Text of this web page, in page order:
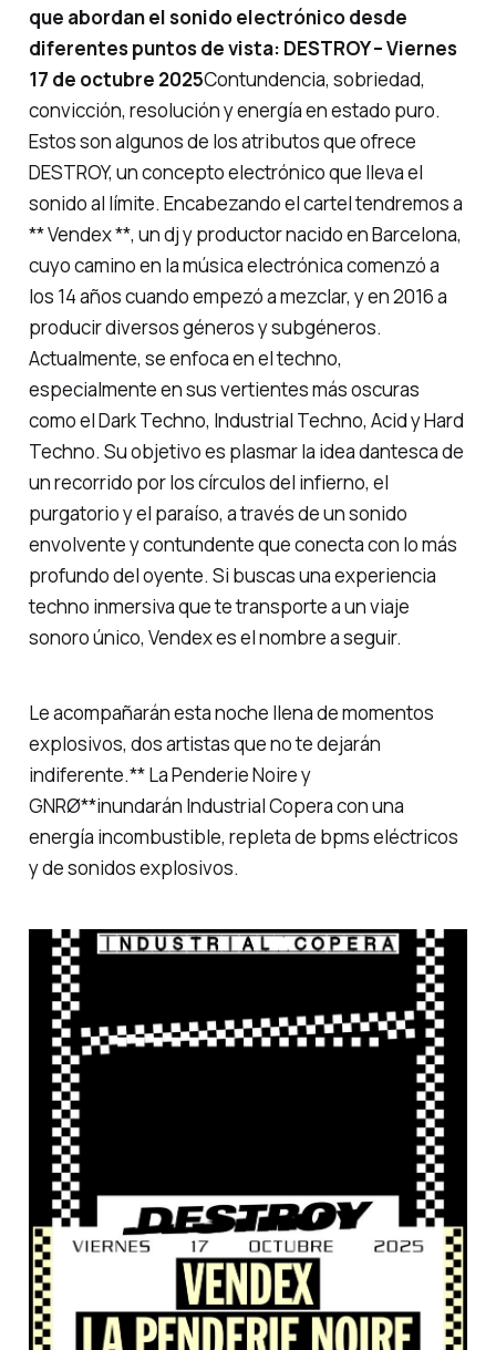
que abordan el sonido electrónico desde
diferentes puntos de vista: DESTROY – Viernes
17 de octubre 2025Contundencia, sobriedad,
convicción, resolución y energía en estado puro.
Estos son algunos de los atributos que ofrece
DESTROY, un concepto electrónico que lleva el
sonido al límite. Encabezando el cartel tendremos a
** Vendex **, un dj y productor nacido en Barcelona, ​​
cuyo camino en la música electrónica comenzó a
los 14 años cuando empezó a mezclar, y en 2016 a
producir diversos géneros y subgéneros.
Actualmente, se enfoca en el techno,
especialmente en sus vertientes más oscuras
como el Dark Techno, Industrial Techno, Acid y Hard
Techno. Su objetivo es plasmar la idea dantesca de
un recorrido por los círculos del infierno, el
purgatorio y el paraíso, a través de un sonido
envolvente y contundente que conecta con lo más
profundo del oyente. Si buscas una experiencia
techno inmersiva que te transporte a un viaje
sonoro único, Vendex es el nombre a seguir.
Le acompañarán esta noche llena de momentos
explosivos, dos artistas que no te dejarán
indiferente.** La Penderie Noire y
GNRØ**inundarán Industrial Copera con una
energía incombustible, repleta de bpms eléctricos
y de sonidos explosivos.